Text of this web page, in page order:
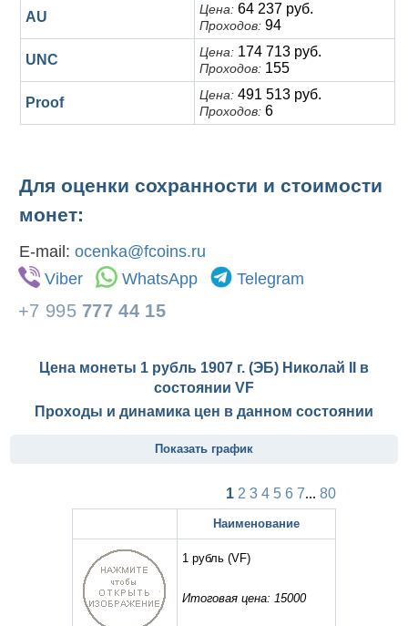
AU Цена: 64 237 руб.
Проходов: 94
UNC Цена: 174 713 руб.
Проходов: 155
Proof Цена: 491 513 руб.
Проходов: 6
Для оценки сохранности и стоимости
монет:
E-mail: ocenka@fcoins.ru
Viber
WhatsApp Telegram
+7 995 777 44 15
Цена монеты 1 рубль 1907 г. (ЭБ) Николай II в
состоянии VF
Проходы и динамика цен в данном состоянии
Показать график
1 2 3 4 5 6 7... 80
Наименование
1 рубль (VF)
Итоговая цена: 15000